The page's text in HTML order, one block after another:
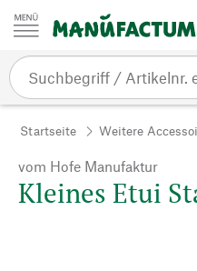
Zum Inhalt springen
Startseite Weitere
vom Hofe Manufaktur
Kleines Etui